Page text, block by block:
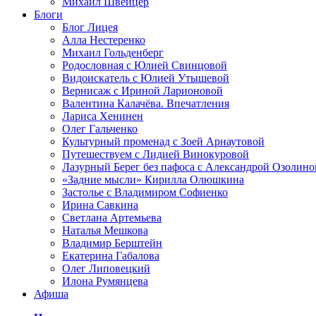
Блоги
Блог Лицея
Алла Нестеренко
Михаил Гольденберг
Родословная с Юлией Свинцовой
Видоискатель с Юлией Утышевой
Вернисаж с Ириной Ларионовой
Валентина Калачёва. Впечатления
Лариса Хенинен
Олег Гальченко
Культурный променад с Зоей Арнаутовой
Путешествуем с Лидией Винокуровой
Лазурный Берег без пафоса с Александрой
«Задние мысли» Кирилла Олюшкина
Застолье с Владимиром Софиенко
Ирина Савкина
Светлана Артемьева
Наталья Мешкова
Владимир Берштейн
Екатерина Габалова
Олег Липовецкий
Илона Румянцева
Афиша